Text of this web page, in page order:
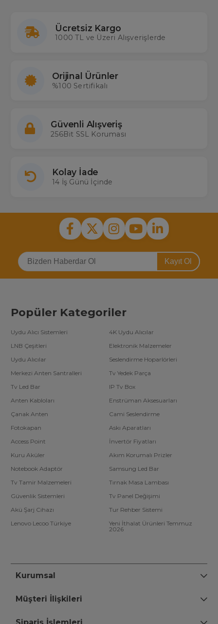
Ücretsiz Kargo
1000 TL ve Üzeri Alışverişlerde
Orijinal Ürünler
%100 Sertifikalı
Güvenli Alışveriş
256Bit SSL Koruması
Kolay İade
14 İş Günü İçinde
Kayıt Ol
Popüler Kategoriler
Uydu Alıcı Sistemleri
4K Uydu Alıcılar
LNB Çeşitleri
Elektronik Malzemeler
Uydu Alıcılar
Seslendirme Hoparlörleri
Merkezi Anten Santralleri
Tv Yedek Parça
Tv Led Bar
IP Tv Box
Anten Kabloları
Enstrüman Aksesuarları
Çanak Anten
Cami Seslendirme
Fotokapan
Askı Aparatları
Access Point
İnvertör Fiyatları
Kuru Aküler
Akım Korumalı Prizler
Notebook Adaptör
Samsung Led Bar
Tv Tamir Malzemeleri
Tırnak Masa Lambası
Güvenlik Sistemleri
Tv Panel Değişimi
Akü Şarj Cihazı
Tur Rehber Sistemi
Lenovo Lecoo Türkiye
Yeni İthalat Ürünleri Temmuz
2026
Kurumsal
Müşteri İlişkileri
Sipariş İşlemleri